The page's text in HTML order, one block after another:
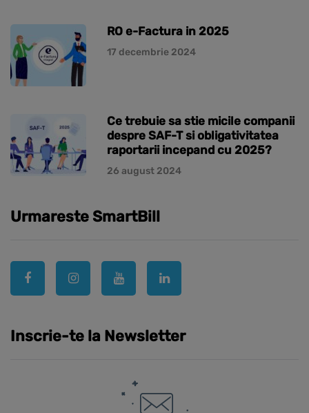
RO e-Factura in 2025
17 decembrie 2024
Ce trebuie sa stie micile companii
despre SAF-T si obligativitatea
raportarii incepand cu 2025?
26 august 2024
Urmareste SmartBill
Inscrie-te la Newsletter